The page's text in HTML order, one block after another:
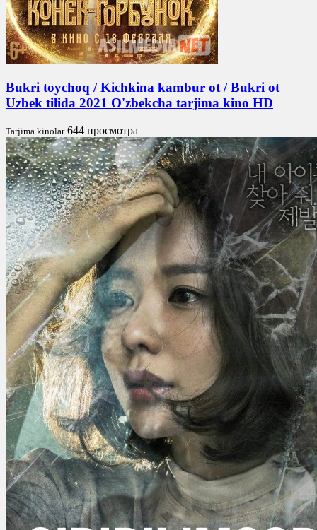
Bukri toychoq / Kichkina kambur ot / Bukri ot
Uzbek tilida 2021 O'zbekcha tarjima kino HD
Tarjima kinolar 644 просмотра